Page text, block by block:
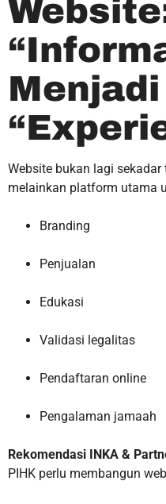
Menjadi
Website bukan lagi
melainkan platform utama
Branding
Penjualan
Edukasi
Validasi legalitas
Pendaftaran online
Pengalaman jamaah
Rekomendasi INKA &
PIHK perlu membangun